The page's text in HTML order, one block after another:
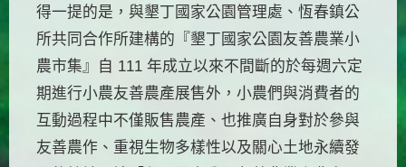
得一提的是，與墾丁國家公園管理處、恆春鎮公
所共同合作所建構的『墾丁國家公園友善農業小
農市集』自 111 年成立以來不間斷的於每週六定
期進行小農友善農產展售外，小農們與消費者的
互動過程中不僅販售農產、也推廣自身對於參與
友善農作、重視生物多樣性以及關心土地永續發